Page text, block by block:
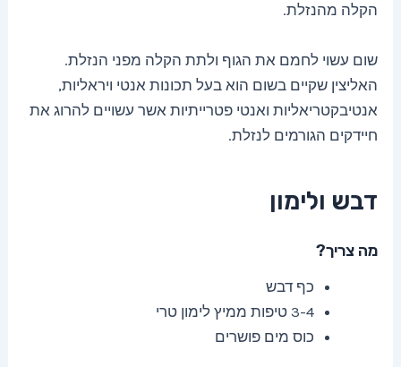
הקלה מהנזלת.
שום עשוי לחמם את הגוף ולתת הקלה מפני הנזלת.
האליצין שקיים בשום הוא בעל תכונות אנטי ויראליות,
אנטיבקטריאליות ואנטי פטרייתיות אשר עשויים להרוג את
חיידקים הגורמים לנזלת.
דבש ולימון
מה צריך?
כף דבש
3-4 טיפות ממיץ לימון טרי
כוס מים פושרים